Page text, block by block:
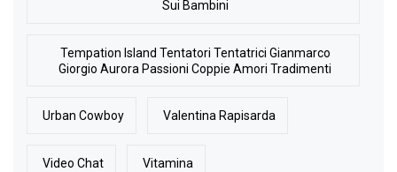
Sui Bambini
Tempation Island Tentatori Tentatrici Gianmarco
Giorgio Aurora Passioni Coppie Amori Tradimenti
Urban Cowboy Valentina Rapisarda
Video Chat Vitamina